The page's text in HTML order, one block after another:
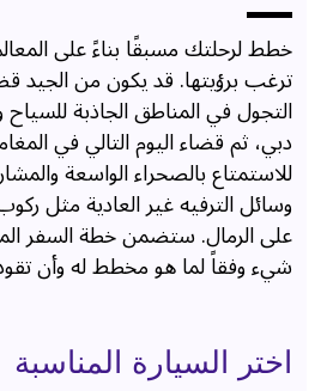
خطط لرحلتك مسبقًا بناءً على
ترغب برؤيتها. قد يكون من الجيد
التجول في المناطق الجاذبة
دبي، ثم قضاء اليوم التالي في
للاستمتاع بالصحراء الواسعة
وسائل الترفيه غير العادية مثل
على الرمال. ستضمن خطة السفر
شيء وفقاً لما هو مخطط له وأن
اختر السيارة المناسبة